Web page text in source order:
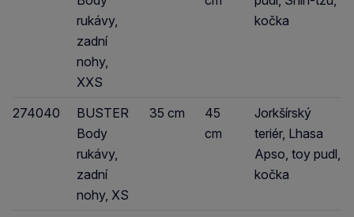
rukávy,
zadní
nohy,
XXS
kočka
274040
BUSTER
Body
rukávy,
zadní
nohy, XS
35 cm
45
cm
Jorkšírský
teriér, Lhasa
Apso, toy pudl,
kočka